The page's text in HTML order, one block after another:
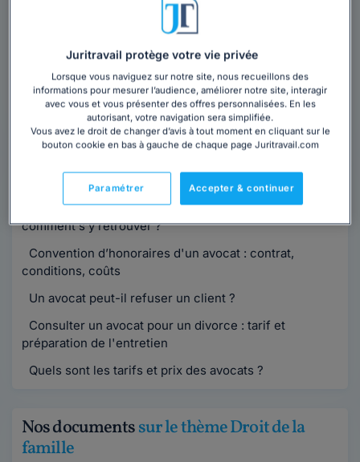
Obtenez 3 devis d'avocats près de chez vous
sous 48 heures.
Trouver un avocat
Informationspratiques
Compétence territoriale de l’avocat, postulation,
comment s’y retrouver ?
Convention d’honoraires d'un avocat : contrat,
conditions, coûts
Un avocat peut-il refuser un client ?
Consulter un avocat pour un divorce : tarif et
préparation de l'entretien
Quels sont les tarifs et prix des avocats ?
Nos documentssur le thème Droit de la
famille
Juritravail protège votre vie privée
Lorsque vous naviguez sur notre site, nous recueillons des
informations pour mesurer l’audience, améliorer notre site, interagir
avec vous et vous présenter des offres personnalisées. En les
autorisant, votre navigation sera simplifiée.
Vous avez le droit de changer d’avis à tout moment en cliquant sur le
bouton cookie en bas à gauche de chaque page Juritravail.com
Accepter & continuer
Paramétrer